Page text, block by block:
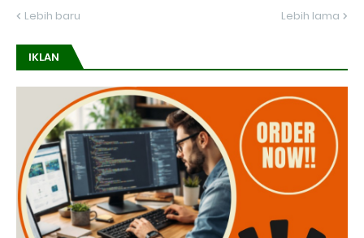
Lebih baru Lebih lama
IKLAN